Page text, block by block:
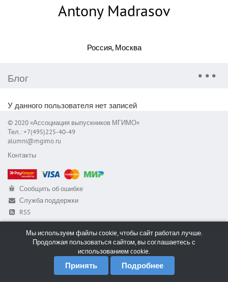
Antony Madrasov
Россия, Москва
Блог
У данного пользователя нет записей
© 2020 «Ассоциация выпускников МГИМО»
Тел.: +7(495)225-40-49
alumni@mgimo.ru
Контакты
Сообщить об ошибке
Служба поддержки
RSS
Мы используем файлы cookie, чтобы сайт работал лучше.
Продолжая пользоваться сайтом, вы соглашаетесь с
использованием cookie.
Принять Подробнее